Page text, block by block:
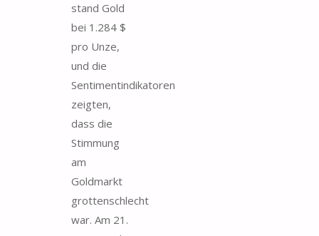
stand Gold
bei 1.284 $
pro Unze,
und die
Sentimentindikatoren
zeigten,
dass die
Stimmung
am
Goldmarkt
grottenschlecht
war. Am 21.